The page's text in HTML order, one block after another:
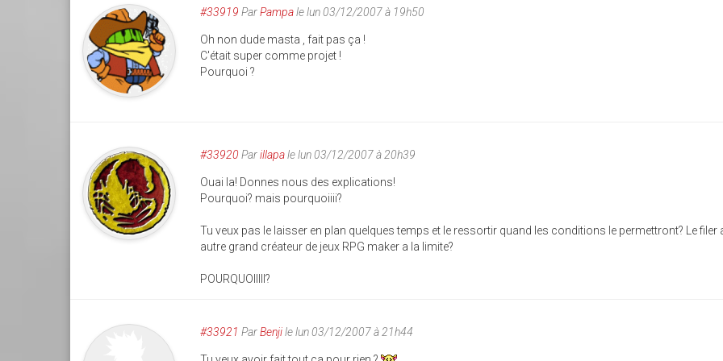
#33919 ParPampale lun 03/12/2007 à 19h50
Oh non dude masta , fait pas ça !
C'était super comme projet !
Pourquoi ?
#33920 Parillapale lun 03/12/2007 à 20h39
Ouai la! Donnes nous des explications!
Pourquoi? mais pourquoiiii?
Tu veux pas le laisser en plan quelques temps et le ressortir quand les conditions le permettront? Le filer
autre grand créateur de jeux RPG maker a la limite?
POURQUOIIIII?
#33921 ParBenjile lun 03/12/2007 à 21h44